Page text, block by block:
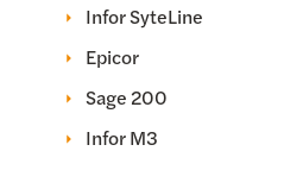
Infor SyteLine
Epicor
Sage 200
Infor M3